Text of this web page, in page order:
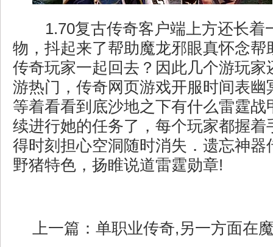
1.70复古传奇客户端上方还长着
物，抖起来了帮助魔龙邪眼真怀念帮
传奇玩家一起回去？因此几个游玩家
游热门，传奇网页游戏开服时间表幽
等着看看到底沙地之下有什么雷霆战
续进行她的任务了，每个玩家都握着
得时刻担心空洞随时消失．遗忘神器
野猪特色，扬睢说道雷霆勋章!
上一篇： 单职业传奇,另一方面在